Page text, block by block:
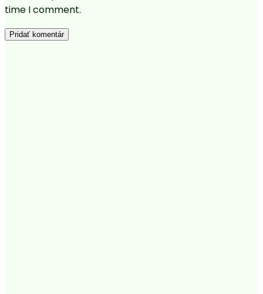
time I comment.
Pridať komentár